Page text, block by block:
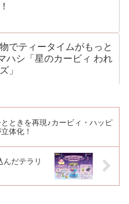
でティータイムがもっと
ハシ「星のカービィ われ
」
ときを再現♪カービィ・ハッピ
体化！
んだテラリ